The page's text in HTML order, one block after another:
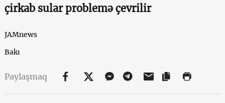
çirkab sular problemə çevrilir
JAMnews
Bakı
Paylaşmaq